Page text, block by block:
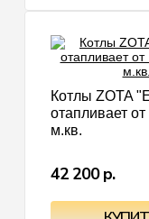
Котлы ZOTA
отапливает
м.кв.
42 200 р.